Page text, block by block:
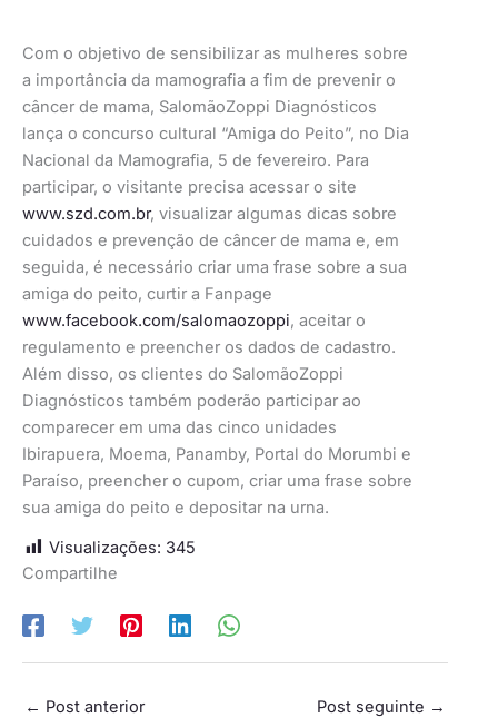
Com o objetivo de sensibilizar as mulheres sobre
a importância da mamografia a fim de prevenir o
câncer de mama, SalomãoZoppi Diagnósticos
lança o concurso cultural “Amiga do Peito”, no Dia
Nacional da Mamografia, 5 de fevereiro. Para
participar, o visitante precisa acessar o site
www.szd.com.br, visualizar algumas dicas sobre
cuidados e prevenção de câncer de mama e, em
seguida, é necessário criar uma frase sobre a sua
amiga do peito, curtir a Fanpage
www.facebook.com/salomaozoppi, aceitar o
regulamento e preencher os dados de cadastro.
Além disso, os clientes do SalomãoZoppi
Diagnósticos também poderão participar ao
comparecer em uma das cinco unidades
Ibirapuera, Moema, Panamby, Portal do Morumbi e
Paraíso, preencher o cupom, criar uma frase sobre
sua amiga do peito e depositar na urna.
Visualizações: 345
Compartilhe
← Post anterior Post seguinte →